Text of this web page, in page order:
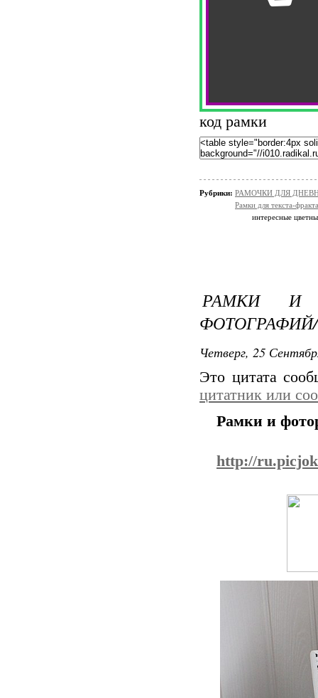
код рамки
Рубрики: РАМОЧКИ ДЛЯ
Рамки для текста-
интересные
РАМКИ И
Четверг, 25
Это цитата
цитатник или
Рамки и
http://